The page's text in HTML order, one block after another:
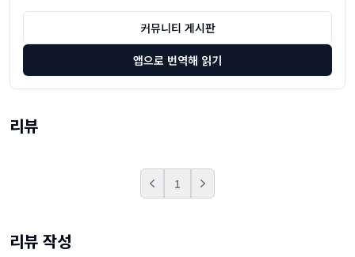
커뮤니티 게시판
앱으로 번역해 읽기
리뷰
Prev 1 Next
리뷰 작성